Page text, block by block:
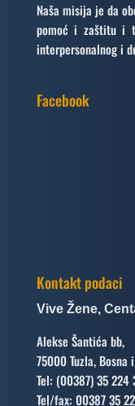
Naša misija je da
pomoć i zaštitu i
interpersonalnog i
Facebook
Kontakt podaci
Vive Žene,
Alekse Šantića bb,
75000 Tuzla, Bosna
Tel: (00387) 35 224
Tel/fax: 00387 35